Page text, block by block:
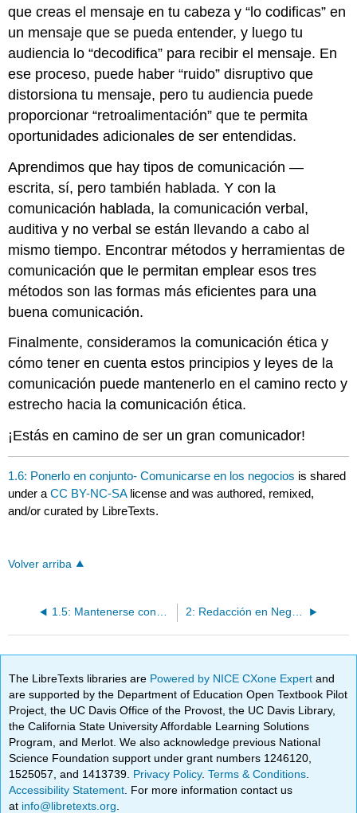
que creas el mensaje en tu cabeza y “lo codificas” en
un mensaje que se pueda entender, y luego tu
audiencia lo “decodifica” para recibir el mensaje. En
ese proceso, puede haber “ruido” disruptivo que
distorsiona tu mensaje, pero tu audiencia puede
proporcionar “retroalimentación” que te permita
oportunidades adicionales de ser entendidas.
Aprendimos que hay tipos de comunicación —
escrita, sí, pero también hablada. Y con la
comunicación hablada, la comunicación verbal,
auditiva y no verbal se están llevando a cabo al
mismo tiempo. Encontrar métodos y herramientas de
comunicación que le permitan emplear esos tres
métodos son las formas más eficientes para una
buena comunicación.
Finalmente, consideramos la comunicación ética y
cómo tener en cuenta estos principios y leyes de la
comunicación puede mantenerlo en el camino recto y
estrecho hacia la comunicación ética.
¡Estás en camino de ser un gran comunicador!
1.6: Ponerlo en conjunto- Comunicarse en los negocios is shared
under aCC BY-NC-SA license and was authored, remixed,
and/or curated by LibreTexts.
Volver arriba
The LibreTexts libraries are Powered by NICE CXone Expertand
are supported by the Department of Education Open Textbook Pilot
Project, the UC Davis Office of the Provost, the UC Davis Library,
the California State University Affordable Learning Solutions
Program, and Merlot. We also acknowledge previous National
Science Foundation support under grant numbers 1246120,
1525057, and 1413739. Privacy Policy.Terms & Conditions
Accessibility Statement . For more information contact us
at info@libretexts.org